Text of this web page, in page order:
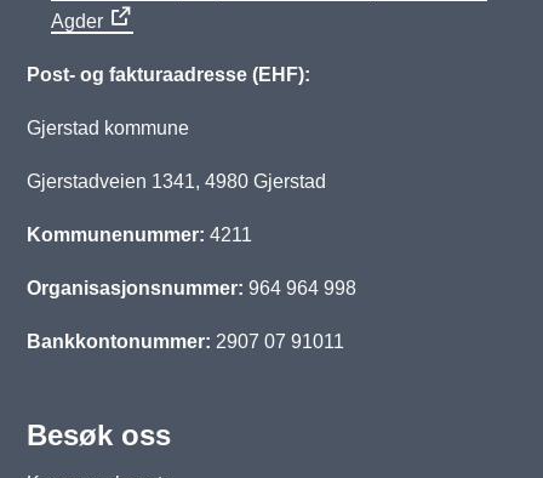
Agder
Post- og fakturaadresse (EHF):
Gjerstad kommune
Gjerstadveien 1341, 4980 Gjerstad
Kommunenummer: 4211
Organisasjonsnummer: 964 964 998
Bankkontonummer: 2907 07 91011
Besøk oss